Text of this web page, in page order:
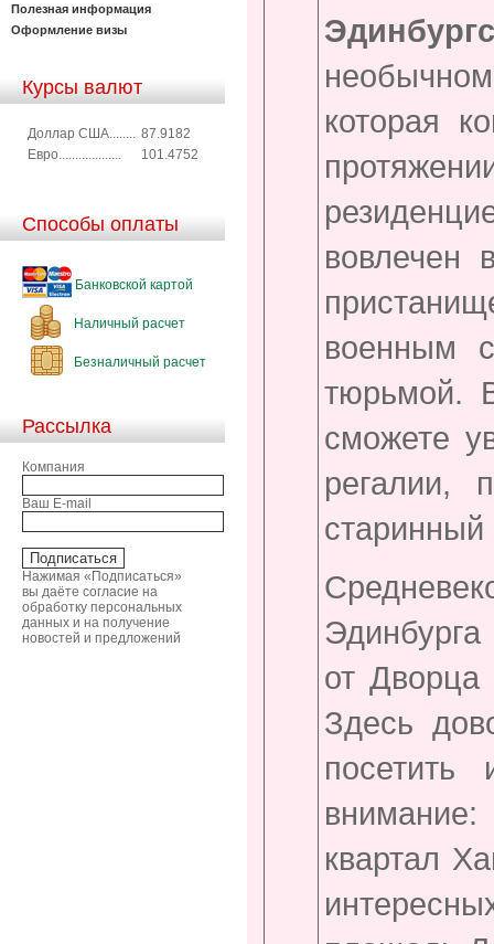
Полезная информация
Оформление визы
Курсы валют
Доллар США........ 87.9182
Евро...................
101.4752
Способы оплаты
Банковской картой
Наличный расчет
Безналичный расчет
Рассылка
Компания
Ваш E-mail
Нажимая «Подписаться»
вы даёте согласие на
обработку персональных
данных и на получение
новостей и предложений
которая
вовлечен
военным
тюрьмой.
сможете
регалии,
старинный
от Дворца
Здесь
квартал